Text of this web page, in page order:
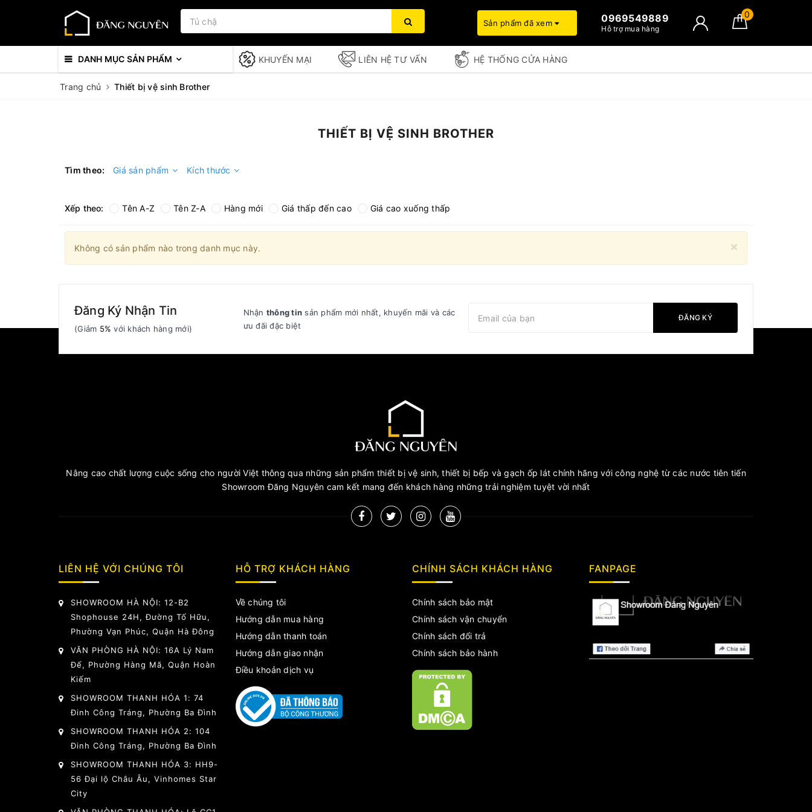
Sản phẩm đã xem
Bạn chưa xem sản phẩm nào
0969549889
Hỗ trợ mua hàng
0
DANH MỤC SẢN PHẨM KHUYẾN MẠI LIÊN HỆ TƯ VẤN HỆ THỐNG CỬA HÀNG
Trang chủ Thiết bị vệ sinh Brother
THIẾT BỊ VỆ SINH BROTHER
Tìm theo: Giá sản phẩm Kích thước
Xếp theo: Tên A-Z Tên Z-A Hàng mới Giá thấp đến cao Giá cao xuống thấp
×
Không có sản phẩm nào trong danh mục này.
Đăng Ký Nhận Tin
(Giảm 5% với khách hàng mới)
Nhận thông tin sản phẩm mới nhất, khuyến mãi và các
ưu đãi đặc biệt
ĐĂNG KÝ
Nâng cao chất lượng cuộc sống cho người Việt thông qua những sản phẩm thiết bị vệ sinh, thiết bị bếp và gạch ốp lát chính hãng với công nghệ từ các nước tiên tiến
Showroom Đăng Nguyên cam kết mang đến khách hàng những trải nghiệm tuyệt vời nhất
LIÊN HỆ VỚI CHÚNG TÔI
SHOWROOM HÀ NỘI: 12-B2
Shophouse 24H, Đường Tố Hữu,
Phường Vạn Phúc, Quận Hà Đông
VĂN PHÒNG HÀ NỘI: 16A Lý Nam
Đế, Phường Hàng Mã, Quận Hoàn
Kiếm
SHOWROOM THANH HÓA 1: 74
Đinh Công Tráng, Phường Ba Đình
SHOWROOM THANH HÓA 2: 104
Đinh Công Tráng, Phường Ba Đình
SHOWROOM THANH HÓA 3: HH9-
56 Đại lộ Châu Âu, Vinhomes Star
City
HỖ TRỢ KHÁCH HÀNG
Về chúng tôi
Hướng dẫn mua hàng
Hướng dẫn thanh toán
Hướng dẫn giao nhận
Điều khoản dịch vụ
CHÍNH SÁCH KHÁCH HÀNG
Chính sách bảo mật
Chính sách vận chuyển
Chính sách đổi trả
Chính sách bảo hành
FANPAGE